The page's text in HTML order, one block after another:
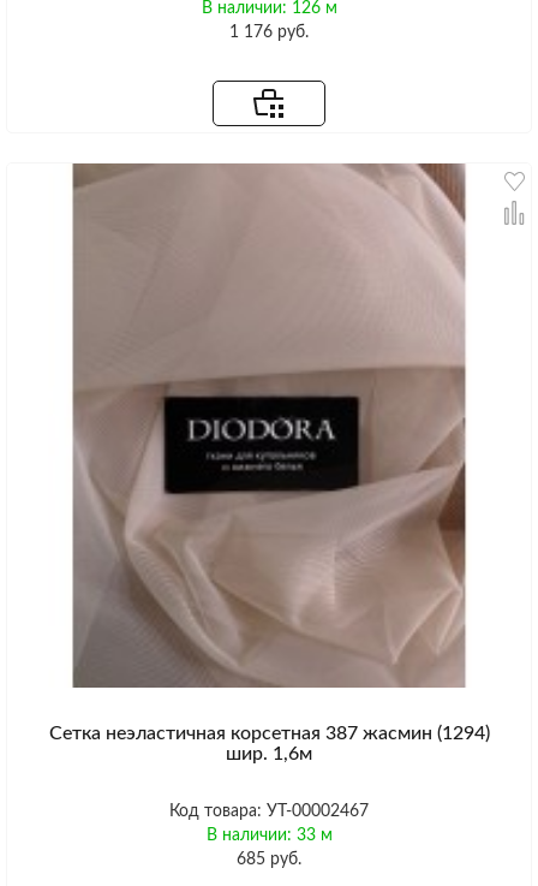
В наличии: 126 м
1 176 руб.
Сетка неэластичная корсетная 387 жасмин (1294)
шир. 1,6м
Код товара: УТ-00002467
В наличии: 33 м
685 руб.